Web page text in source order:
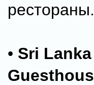
рестораны.
• Sri